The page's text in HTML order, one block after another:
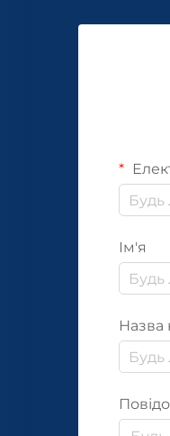
Ім'я
Назва